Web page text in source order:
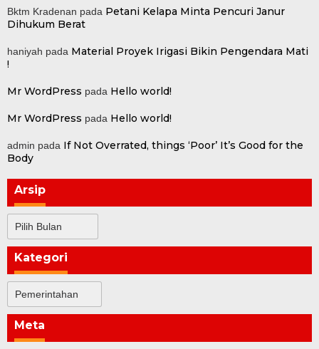
Bktm Kradenan pada Petani Kelapa Minta Pencuri Janur
Dihukum Berat
haniyah pada Material Proyek Irigasi Bikin Pengendara Mati
!
Mr WordPress pada Hello world!
Mr WordPress pada Hello world!
admin pada If Not Overrated, things ‘Poor’ It’s Good for the
Body
Arsip
Kategori
Meta